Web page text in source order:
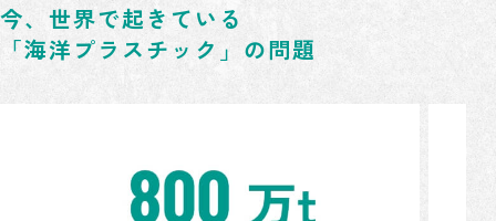
今、世界で起きている
「海洋プラスチック」の問題